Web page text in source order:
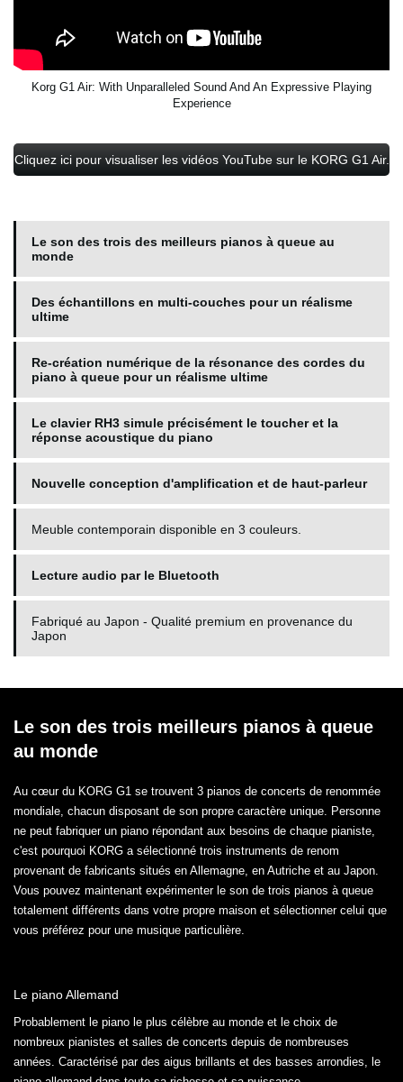
Korg G1 Air: With Unparalleled Sound And An Expressive Playing
Experience
Cliquez ici pour visualiser les vidéos YouTube sur le KORG G1 Air.
Le son des trois des meilleurs pianos à queue au
monde
Des échantillons en multi-couches pour un réalisme
ultime
Re-création numérique de la résonance des cordes du
piano à queue pour un réalisme ultime
Le clavier RH3 simule précisément le toucher et la
réponse acoustique du piano
Nouvelle conception d'amplification et de haut-parleur
Meuble contemporain disponible en 3 couleurs.
Lecture audio par le Bluetooth
Fabriqué au Japon - Qualité premium en provenance du
Japon
Le son des trois meilleurs pianos à queue
au monde
Au cœur du KORG G1 se trouvent 3 pianos de concerts de renommée
mondiale, chacun disposant de son propre caractère unique. Personne
ne peut fabriquer un piano répondant aux besoins de chaque pianiste,
c'est pourquoi KORG a sélectionné trois instruments de renom
provenant de fabricants situés en Allemagne, en Autriche et au Japon.
Vous pouvez maintenant expérimenter le son de trois pianos à queue
totalement différents dans votre propre maison et sélectionner celui que
vous préférez pour une musique particulière.
Le piano Allemand
Probablement le piano le plus célèbre au monde et le choix de
nombreux pianistes et salles de concerts depuis de nombreuses
années. Caractérisé par des aigus brillants et des basses arrondies, le